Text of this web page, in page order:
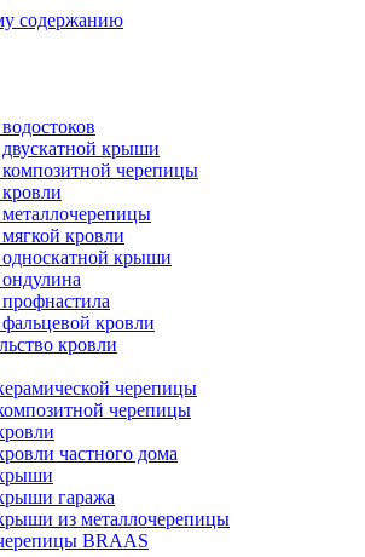
содержанию
крыши
черепицы
кровли
крыши
кровли
кровли
черепицы
черепицы
частного дома
гаража
из металлочерепицы
BRAAS